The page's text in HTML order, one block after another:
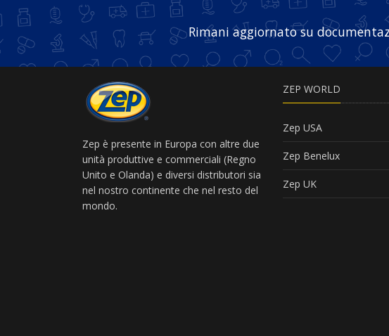
Rimani aggiornato su
Zep è presente in Europa con altre due
unità produttive e commerciali (Regno
Unito e Olanda) e diversi distributori sia
nel nostro continente che nel resto del
mondo.
ZEP WORLD
Zep USA
Zep Benelux
Zep UK